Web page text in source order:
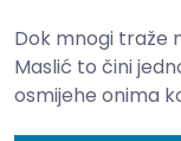
Dok mnogi traže
Maslić to čini
osmijehe onima